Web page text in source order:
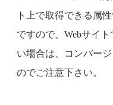
ト上で取得できる属
ですので、Webサイ
い場合は、コンバー
のでご注意下さい。